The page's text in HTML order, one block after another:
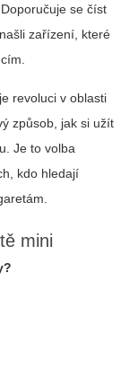
se číst
zařízení, které
revoluci v oblasti
způsob, jak si užít
Je to volba
kdo hledají
mini